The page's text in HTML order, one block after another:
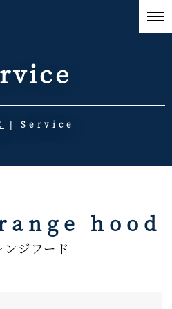
| Service
hood
ンジフード